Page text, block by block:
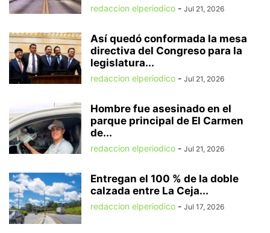
redaccion elperiodico - Jul 21, 2026
Así quedó conformada la mesa
directiva del Congreso para la
legislatura...
redaccion elperiodico - Jul 21, 2026
Hombre fue asesinado en el
parque principal de El Carmen
de...
redaccion elperiodico - Jul 21, 2026
Entregan el 100 % de la doble
calzada entre La Ceja...
redaccion elperiodico - Jul 17, 2026